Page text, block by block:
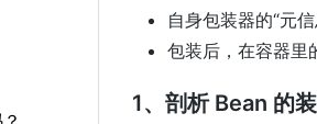
自身包装器的“元信
包装后，在容器里
1、剖析 Bean 的